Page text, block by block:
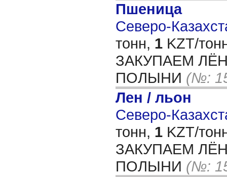
Пшеница
Северо-
тонн, 1 KZT/
ЗАКУПАЕМ
ПОЛЫНИ (№:
Лен / льон
Северо-
тонн, 1 KZT/
ЗАКУПАЕМ
ПОЛЫНИ (№: